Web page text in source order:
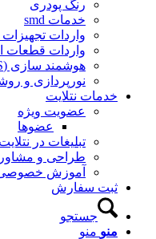
رنگ پودری
خدمات smd
واردات تجهیزات
واردات قطعات
هوشمند سازی (BMS)
نورپردازی و
خدمات نتلایت
عضویت ویژه
عضوها
تبلیغات در نتلایت
طراحی و مشاوره
آموزش خصوصی
ثبت سفارش
جستجو
منو منو